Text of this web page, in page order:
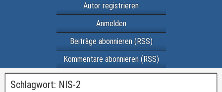
Autor registrieren
Anmelden
Beiträge abonnieren (RSS)
Kommentare abonnieren (RSS)
Schlagwort: NIS-2